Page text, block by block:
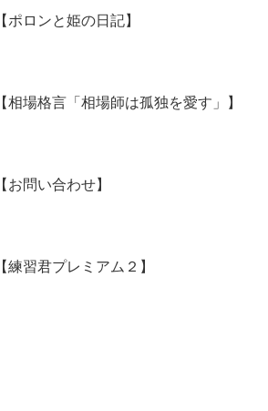
【ポロンと姫の日記】
【相場格言「相場師は孤独を愛す」】
【お問い合わせ】
【練習君プレミアム２】